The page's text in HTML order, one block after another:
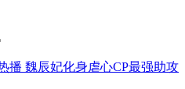
播 魏辰妃化身虐心CP最强助攻